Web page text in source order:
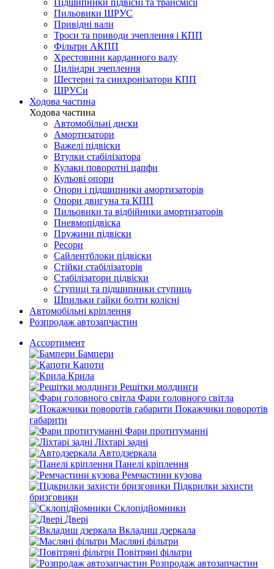
Підшипники підвісні та трансмісії
Пильовики ШРУС
Привідні вали
Троси та приводи зчеплення і КПП
Фільтри АКПП
Хрестовини карданного валу
Циліндри зчеплення
Шестерні та синхронізатори КПП
ШРУСи
Ходова частина
Ходова частина
Автомобільні диски
Амортизатори
Важелі підвіски
Втулки стабілізатора
Кулаки поворотні цапфи
Кульові опори
Опори і підшипники амортизаторів
Опори двигуна та КПП
Пильовики та відбійники амортизаторів
Пневмопідвіска
Пружини підвіски
Ресори
Сайлентблоки підвіски
Стійки стабілізаторів
Стабілізатори підвіски
Ступиці та підшипники ступиць
Шпильки гайки болти колісні
Автомобільні кріплення
Розпродаж автозапчастин
Ассортимент
Бампери
Капоти
Крила
Решітки молдинги
Фари головного світла
Покажчики поворотів
габарити
Фари протитуманні
Ліхтарі задні
Автодзеркала
Панелі кріплення
Ремчастини кузова
Підкрилки захисти
бризговики
Склопідйомники
Двері
Вкладиш дзеркала
Масляні фільтри
Повітряні фільтри
Розпродаж автозапчастин